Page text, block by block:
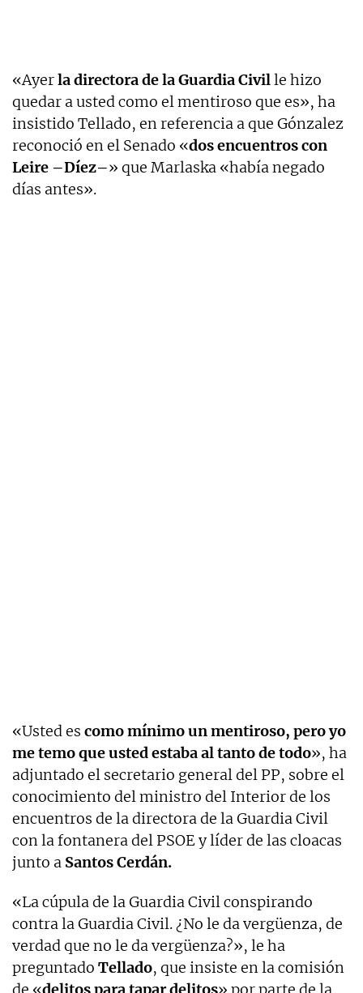
«Ayerla directora de la Guardia Civille hizo
quedar a usted como el mentiroso que es», ha
insistido Tellado, en referencia a que Gónzalez
reconoció en el Senado «dos encuentros con
Leire –Díez–» que Marlaska «había negado
días antes».
«Usted es como mínimo un mentiroso, pero yo
me temo que usted estaba al tanto de todo», ha
adjuntado el secretario general del PP, sobre el
conocimiento del ministro del Interior de los
encuentros de la directora de la Guardia Civil
con la fontanera del PSOE y líder de las cloacas
junto a Santos Cerdán.
«La cúpula de la Guardia Civil conspirando
contra la Guardia Civil. ¿No le da vergüenza, de
verdad que no le da vergüenza?», le ha
preguntado Tellado, que insiste en la comisión
de «delitos para tapar delitos» por parte de la